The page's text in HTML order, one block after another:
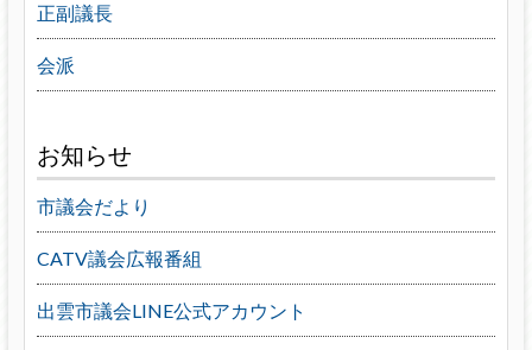
正副議長
会派
お知らせ
市議会だより
CATV議会広報番組
出雲市議会LINE公式アカウント